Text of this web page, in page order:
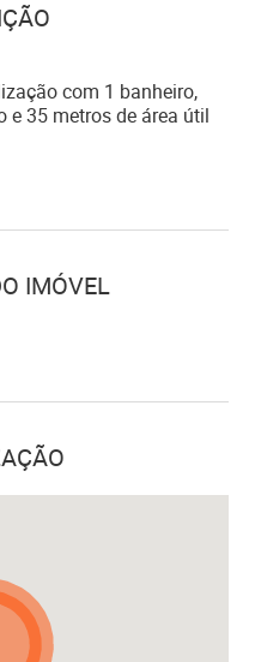
com 1 banheiro,
e 35 metros de área útil
IMÓVEL